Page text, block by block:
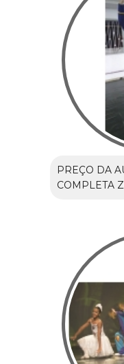
PREÇO DA
COMPLETA